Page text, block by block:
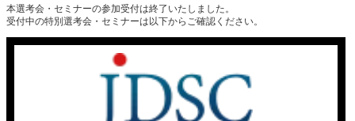
本選考会・セミナーの参加受付は終了いたしました。
受付中の特別選考会・セミナーは以下からご確認ください。